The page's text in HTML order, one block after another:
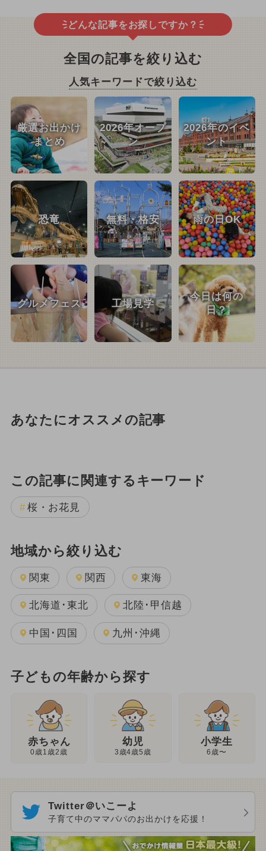
どんな記事をお探しですか？
全国の記事を絞り込む
人気キーワードで絞り込む
厳選お出かけ
まとめ
2026年オープ
ン
2026年のイベ
ント
恐竜 無料・格安 雨の日OK
グルメフェス 工場見学
今日は何の
日？
あなたにオススメの記事
この記事に関連するキーワード
桜・お花見
地域から絞り込む
関東 関西 東海
北海道･東北 北陸･甲信越
中国･四国 九州･沖縄
子どもの年齢から探す
赤ちゃん
0歳1歳2歳
幼児
3歳4歳5歳
小学生
6歳〜
Twitter＠いこーよ
子育て中のママパパのお出かけを応援！